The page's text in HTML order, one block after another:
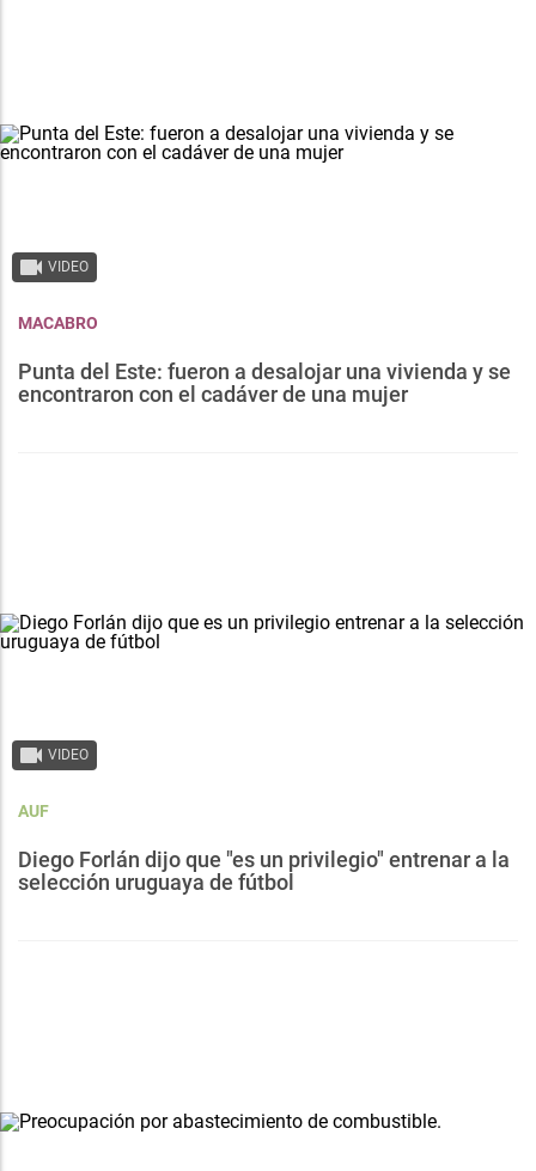
VIDEO
MACABRO
Punta del Este: fueron a desalojar una vivienda y se
encontraron con el cadáver de una mujer
VIDEO
AUF
Diego Forlán dijo que "es un privilegio" entrenar a la
selección uruguaya de fútbol